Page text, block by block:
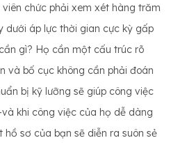
chức phải xem xét hàng trăm
dưới áp lực thời gian cực kỳ gấp
gì? Họ cần một cấu trúc rõ
và bố cục không cần phải đoán
bị kỹ lưỡng sẽ giúp công việc
khi công việc của họ dễ dàng
hồ sơ của bạn sẽ diễn ra suôn sẻ